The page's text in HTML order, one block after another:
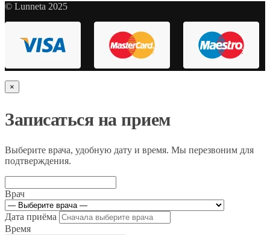
© Lunneta 2025
×
Записаться на прием
Выберите врача, удобную дату и время. Мы перезвоним для
подтверждения.
Врач
Дата приёма
Время